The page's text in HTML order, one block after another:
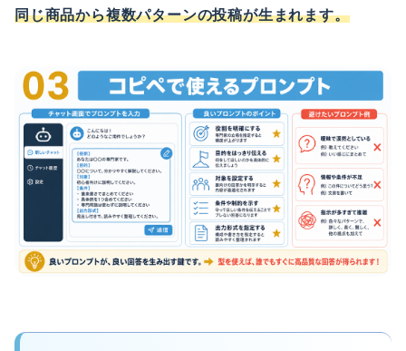
同じ商品から複数パターンの投稿が生まれます。